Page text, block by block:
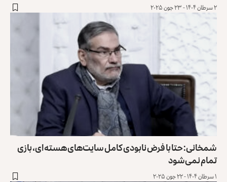
۲ سرطان ۱۴۰۴ - ۲۳ جون ۲۰۲۵
شمخانی: حتا با فرض نابودی کامل سایت‌های هسته‌ای، بازی
تمام نمی‌شود
۱ سرطان ۱۴۰۴ - ۲۲ جون ۲۰۲۵